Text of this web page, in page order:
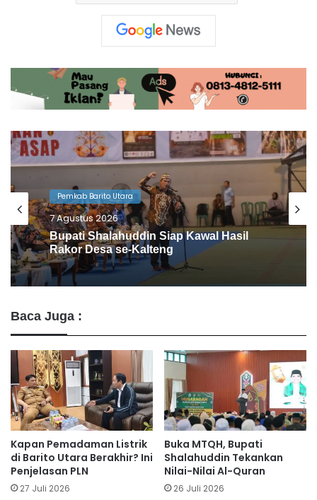
Pemkab Barito Utara
6 Agustus 2026
Barito Utara Kaji Tiru Inovasi Unggulan
Pemkab Bantul
Baca Juga :
Kapan Pemadaman Listrik
di Barito Utara Berakhir? Ini
Penjelasan PLN
27 Juli 2026
Buka MTQH, Bupati
Shalahuddin Tekankan
Nilai-Nilai Al-Quran
26 Juli 2026